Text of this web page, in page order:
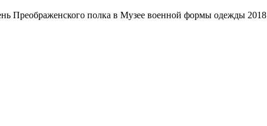
Преображенского полка в Музее военной формы одежды 2018